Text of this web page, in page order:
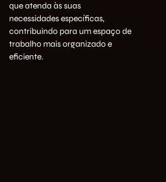
que atenda às suas
necessidades específicas,
contribuindo para um espaço de
trabalho mais organizado e
eficiente.